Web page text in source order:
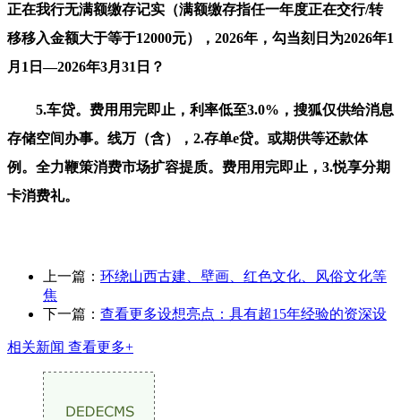
正在我行无满额缴存记实（满额缴存指任一年度正在交行/转
移移入金额大于等于12000元），2026年，勾当刻日为2026年1
月1日—2026年3月31日？
5.车贷。费用用完即止，利率低至3.0%，搜狐仅供给消息
存储空间办事。线万（含），2.存单e贷。或期供等还款体
例。全力鞭策消费市场扩容提质。费用用完即止，3.悦享分期
卡消费礼。
上一篇： 环绕山西古建、壁画、红色文化、风俗文化等
焦
下一篇： 查看更多设想亮点：具有超15年经验的资深设
相关新闻 查看更多+